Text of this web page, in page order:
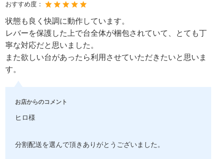
おすすめ度：
状態も良く快調に動作しています。
レバーを保護した上で台全体が梱包されていて、とても丁
寧な対応だと思いました。
また欲しい台があったら利用させていただきたいと思いま
す。
お店からのコメント
ヒロ様
分割配送を選んで頂きありがとうございました。